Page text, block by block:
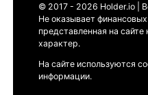
© 2017 - 2026 Holder.io |
Не оказывает
представленная на
характер.
На сайте используются
информации.